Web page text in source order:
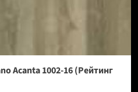
Acanta 1002-16 (Рейтинг